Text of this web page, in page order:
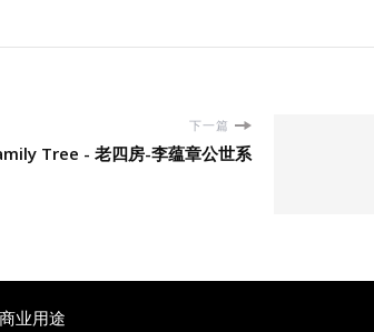
下一篇
Tree - 老四房-李蕴章公世系
业用途